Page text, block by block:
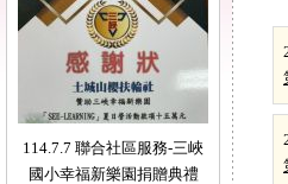
114.7.7 聯合社區服務-三峽
國小幸福新樂園捐贈典禮